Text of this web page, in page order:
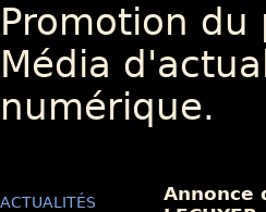
Promotion
Média
numérique.
ACTUALITÉS
Annonce